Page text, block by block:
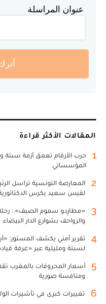
عنوان المراسلة
المقالات الأكثر قراءة
1
حرب الأرقام تعمق أزمة سبتة
المؤسساتي
2
المعارضة التونسية تراسل
لقيس سعيد يكرس
3
«مطارِدو سموم الصيف»..
والزواحف بشوارع الدار البيضاء
4
تقرير أمني يكشف المستور:
لسبتة ومليلية عبر «غرفة
5
أسعار المحروقات بالمغرب
ومنافسة صورية
6 تغييرات كبرى في تأشيرات